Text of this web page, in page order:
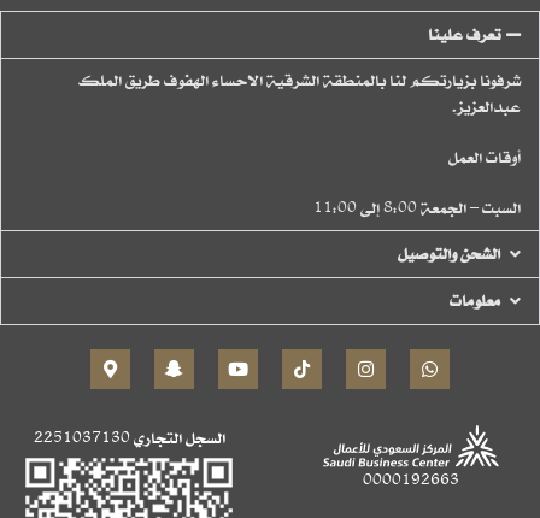
تعرف علينا
شرفونا بزيارتكم لنا بالمنطقة الشرقية الاحساء الهفوف طريق الملك
عبدالعزيز.
أوقات العمل
السبت – الجمعة 8:00 إلى 11:00
الشحن والتوصيل
معلومات
0000192663
السجل التجاري2251037130